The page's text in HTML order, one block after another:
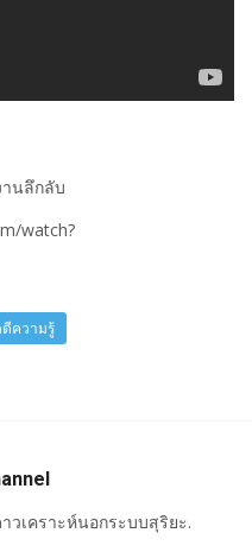
นลึกลับ
watch?
ดีความรู้
วเคราะห์นอกระบบสุริยะ.